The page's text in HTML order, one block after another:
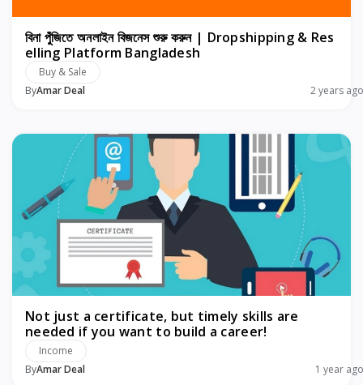
বিনা পুঁজিতে অনলাইন বিজনেস শুরু করুন | Dropshipping & Res
elling Platform Bangladesh
Buy & Sale
ByAmar Deal 2 years ago
Not just a certificate, but timely skills are
needed if you want to build a career!
Income
ByAmar Deal 1 year ago